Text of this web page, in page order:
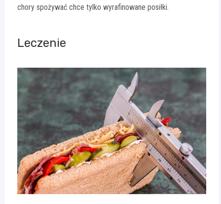
chory spożywać chce tylko wyrafinowane posiłki.
Leczenie